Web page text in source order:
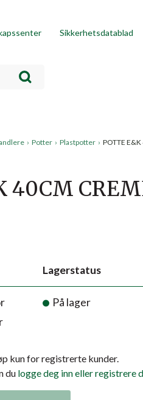
Sikkerhetsdatablad
› Potter › Plastpotter › POTTE
40CM
Lagerstatus
På lager
kun for registrerte kunder.
du logge deg inn eller registrere